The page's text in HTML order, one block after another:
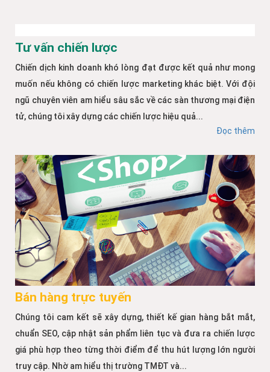
Tư vấn chiến lược
Chiến dịch kinh doanh khó lòng đạt được kết quả như mong
muốn nếu không có chiến lược marketing khác biệt. Với đội
ngũ chuyên viên am hiểu sâu sắc về các sàn thương mại điện
tử, chúng tôi xây dựng các chiến lược hiệu quả...
Đọc thêm
Bán hàng trực tuyến
Chúng tôi cam kết sẽ xây dựng, thiết kế gian hàng bắt mắt,
chuẩn SEO, cập nhật sản phẩm liên tục và đưa ra chiến lược
giá phù hợp theo từng thời điểm để thu hút lượng lớn người
truy cập. Nhờ am hiểu thị trường TMĐT và...